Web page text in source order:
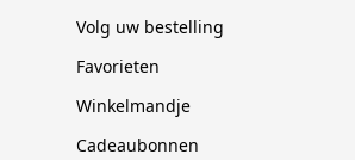
Volg uw bestelling
Favorieten
Winkelmandje
Cadeaubonnen